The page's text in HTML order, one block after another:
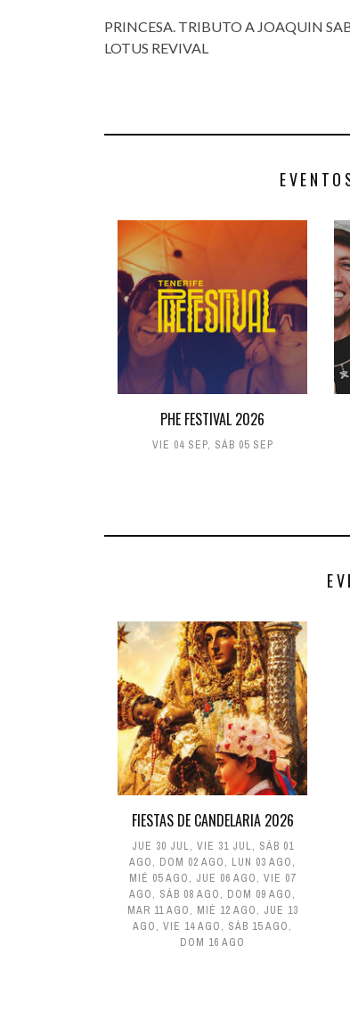
PRINCESA. TRIBUTO A JOAQUIN
LOTUS REVIVAL
PHE FESTIVAL 2026
VIE 04 SEP, SÁB 05 SEP
FIESTAS DE CANDELARIA 2026
JUE 30 JUL, VIE 31 JUL, SÁB 01
AGO, DOM 02 AGO, LUN 03 AGO,
MIÉ 05 AGO, JUE 06 AGO,VIE 07
AGO, SÁB 08 AGO, DOM 09 AGO,
MAR 11 AGO, MIÉ 12 AGO, JUE 13
AGO,VIE 14 AGO, SÁB 15 AGO,
DOM 16 AGO